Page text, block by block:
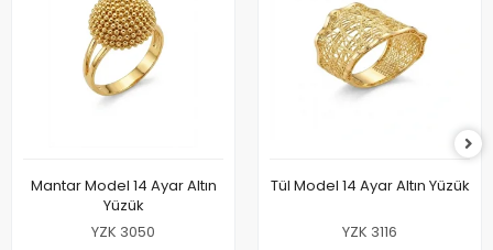
Mantar Model 14 Ayar Altın
Yüzük
YZK 3050
Tül Model 14 Ayar Altın Yüzük
YZK 3116